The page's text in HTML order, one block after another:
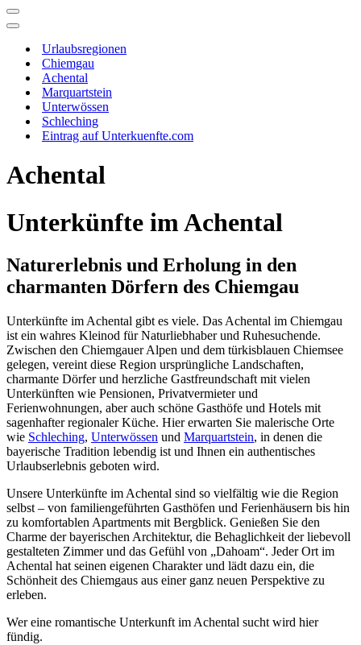
Navigationsmenü
Navigationsmenü
Urlaubsregionen
Chiemgau
Achental
Marquartstein
Unterwössen
Schleching
Eintrag auf Unterkuenfte.com
Achental
Unterkünfte im Achental
Naturerlebnis und Erholung in den
charmanten Dörfern des Chiemgau
Unterkünfte im Achental gibt es viele. Das Achental im Chiemgau
ist ein wahres Kleinod für Naturliebhaber und Ruhesuchende.
Zwischen den Chiemgauer Alpen und dem türkisblauen Chiemsee
gelegen, vereint diese Region ursprüngliche Landschaften,
charmante Dörfer und herzliche Gastfreundschaft mit vielen
Unterkünften wie Pensionen, Privatvermieter und
Ferienwohnungen, aber auch schöne Gasthöfe und Hotels mit
sagenhafter regionaler Küche. Hier erwarten Sie malerische Orte
wie Schleching, Unterwössen und Marquartstein, in denen die
bayerische Tradition lebendig ist und Ihnen ein authentisches
Urlaubserlebnis geboten wird.
Unsere Unterkünfte im Achental sind so vielfältig wie die Region
selbst – von familiengeführten Gasthöfen und Ferienhäusern bis hin
zu komfortablen Apartments mit Bergblick. Genießen Sie den
Charme der bayerischen Architektur, die Behaglichkeit der liebevoll
gestalteten Zimmer und das Gefühl von „Dahoam“. Jeder Ort im
Achental hat seinen eigenen Charakter und lädt dazu ein, die
Schönheit des Chiemgaus aus einer ganz neuen Perspektive zu
erleben.
Wer eine romantische Unterkunft im Achental sucht wird hier
fündig.